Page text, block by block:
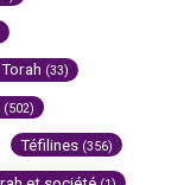
(33)
(502)
Téfilines (356)